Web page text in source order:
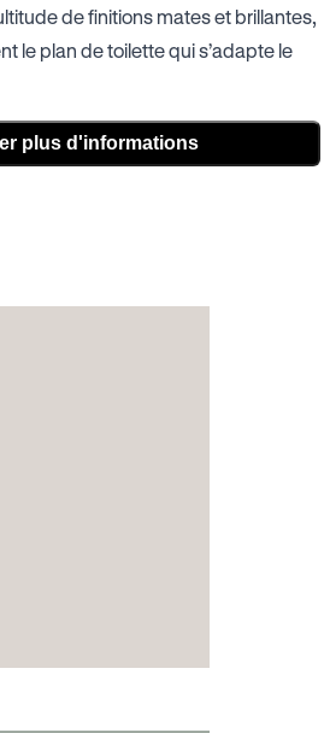
de finitions mates et brillantes,
le plan de toilette qui s’adapte le
plus d'informations